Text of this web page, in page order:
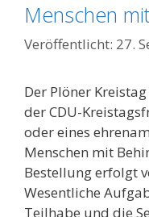
Menschen
27.
Der Plöner
der CDU-
oder eines
Menschen mit
Bestellung erfolgt
Wesentliche
Teilhabe und die